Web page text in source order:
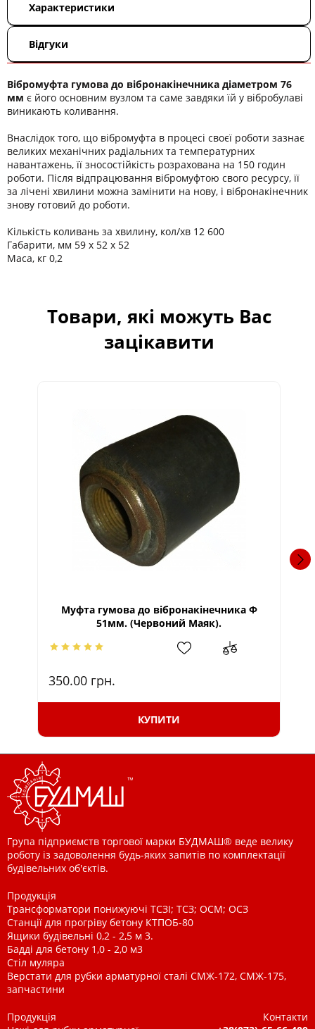
Характеристики
Відгуки
Вібромуфта гумова до вібронакінечника діаметром 76
мм є його основним вузлом та саме завдяки їй у вібробулаві
виникають коливання.
Внаслідок того, що вібромуфта в процесі своєї роботи зазнає
великих механічних радіальних та температурних
навантажень, її зносостійкість розрахована на 150 годин
роботи. Після відпрацювання вібромуфтою свого ресурсу, її
за лічені хвилини можна замінити на нову, і вібронакінечник
знову готовий до роботи.
Кількість коливань за хвилину, кол/хв 12 600
Габарити, мм 59 х 52 х 52
Маса, кг 0,2
Товари, які можуть Вас
зацікавити
Муфта гумова до вібронакінечника Ф
51мм. (Червоний Маяк).
350.00 грн.
КУПИТИ
Група підприємств торгової марки БУДМАШ® веде велику
роботу із задоволення будь-яких запитів по комплектації
будівельних об'єктів.
Продукція
Трансформатори понижуючі ТСЗІ; ТСЗ; ОСМ; ОСЗ
Станції для прогріву бетону КТПОБ-80
Ящики будівельні 0,2 - 2,5 м 3.
Бадді для бетону 1,0 - 2,0 м3
Стіл муляра
Верстати для рубки арматурної сталі СМЖ-172, СМЖ-175,
запчастини
Продукція
Контакти